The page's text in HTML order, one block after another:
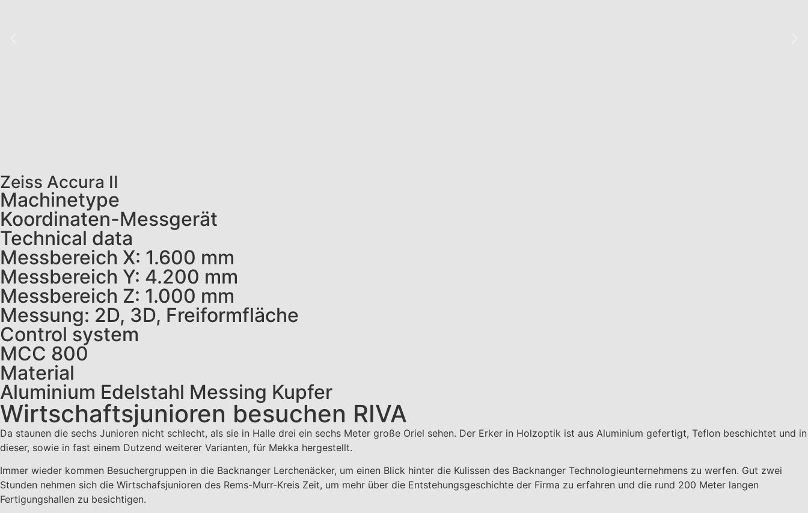
Zeiss Accura II
Machinetype
Koordinaten-Messgerät
Technical data
Messbereich X: 1.600 mm
Messbereich Y: 4.200 mm
Messbereich Z: 1.000 mm
Messung: 2D, 3D, Freiformfläche
Control system
MCC 800
Material
Aluminium Edelstahl Messing Kupfer
Wirtschaftsjunioren besuchen RIVA
Da staunen die sechs Junioren nicht schlecht, als sie in Halle drei ein sechs Meter große Oriel sehen. Der Erker in Holzoptik ist aus Aluminium gefertigt, Teflon beschichtet und in
dieser, sowie in fast einem Dutzend weiterer Varianten, für Mekka hergestellt.
Immer wieder kommen Besuchergruppen in die Backnanger Lerchenäcker, um einen Blick hinter die Kulissen des Backnanger Technologieunternehmens zu werfen. Gut zwei
Stunden nehmen sich die Wirtschafsjunioren des Rems-Murr-Kreis Zeit, um mehr über die Entstehungsgeschichte der Firma zu erfahren und die rund 200 Meter langen
Fertigungshallen zu besichtigen.